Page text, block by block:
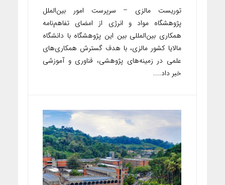
توریست مالزی – سرپرست امور بین‌الملل
پژوهشگاه مواد و انرژی از امضای تفاهم‌نامه
همکاری بین‌المللی بین این پژوهشگاه با دانشگاه
مالایا کشور مالزی، با هدف گسترش همکاری‌های
علمی در زمینه‌های پژوهشی، فناوری و آموزشی
خبر داد....